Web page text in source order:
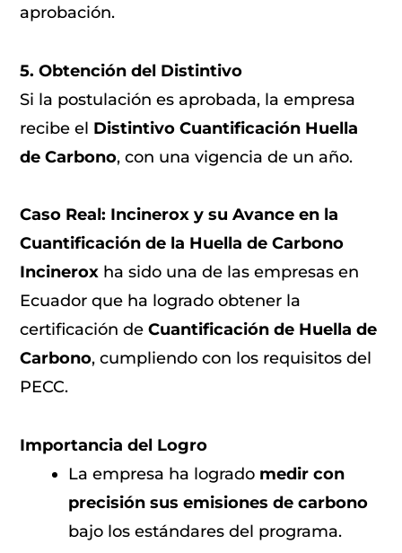
aprobación.
5. Obtención del Distintivo
Si la postulación es aprobada, la empresa
recibe el Distintivo Cuantificación Huella
de Carbono, con una vigencia de un año.
Caso Real: Incinerox y su Avance en la
Cuantificación de la Huella de Carbono
Incinerox ha sido una de las empresas en
Ecuador que ha logrado obtener la
certificación deCuantificación de Huella de
Carbono, cumpliendo con los requisitos del
PECC.
Importancia del Logro
La empresa ha logrado medir con
precisión sus emisiones de carbono
bajo los estándares del programa.